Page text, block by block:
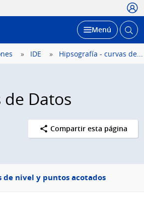
Desplegar
Menú Abrir
IDE Hipsografía - curvas de...
Datos
Compartir esta página
de nivel y puntos acotados